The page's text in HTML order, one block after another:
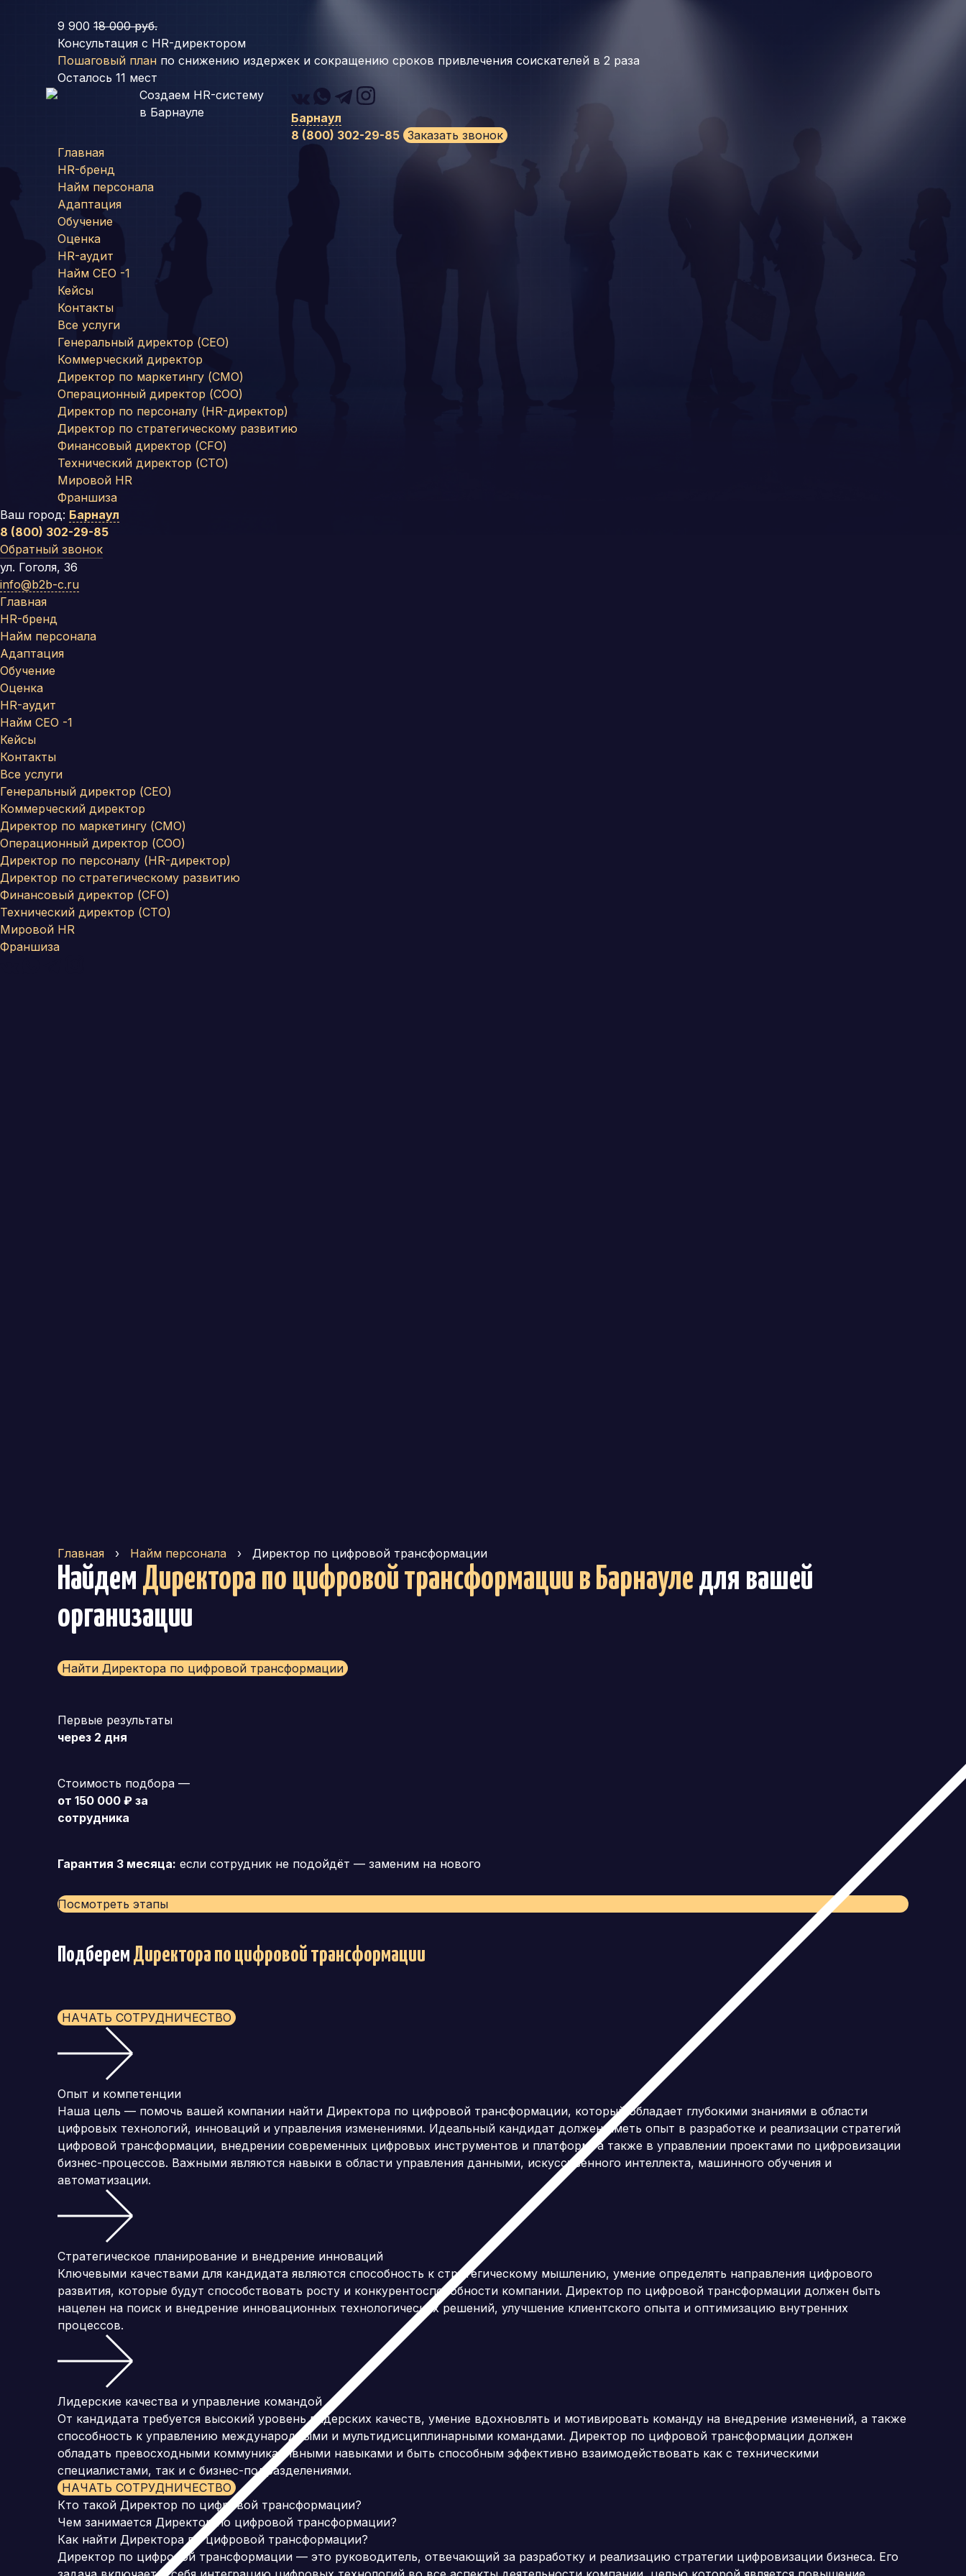
9 900 18 000 руб.
Консультация с HR-директором
Пошаговый план по снижению издержек и сокращению сроков привлечения соискателей в 2 раза
Осталось 11 мест
Создаем HR-систему
в Барнауле
Барнаул
8 (800) 302-29-85 Заказать звонок
Главная
HR-бренд
Найм персонала
Адаптация
Обучение
Оценка
HR-аудит
Найм СЕО -1
Кейсы
Контакты
Все услуги
Генеральный директор (CEO)
Коммерческий директор
Директор по маркетингу (CMO)
Операционный директор (COO)
Директор по персоналу (HR-директор)
Директор по стратегическому развитию
Финансовый директор (CFO)
Технический директор (CTO)
Мировой HR
Франшиза
Ваш город: Барнаул
8 (800) 302-29-85
Обратный звонок
ул. Гоголя, 36
info@b2b-c.ru
Главная
HR-бренд
Найм персонала
Адаптация
Обучение
Оценка
HR-аудит
Найм СЕО -1
Кейсы
Контакты
Все услуги
Генеральный директор (CEO)
Коммерческий директор
Директор по маркетингу (CMO)
Операционный директор (COO)
Директор по персоналу (HR-директор)
Директор по стратегическому развитию
Финансовый директор (CFO)
Технический директор (CTO)
Мировой HR
Франшиза
Главная › Найм персонала › Директор по цифровой трансформации
Найдем Директора по цифровой трансформации в Барнауле для вашей
организации
Найти Директора по цифровой трансформации
Первые результаты
через 2 дня
Стоимость подбора —
от 150 000 ₽ за
сотрудника
Гарантия 3 месяца: если сотрудник не подойдёт — заменим на нового
Посмотреть этапы
Подберем Директора по цифровой трансформации
НАЧАТЬ СОТРУДНИЧЕСТВО
Опыт и компетенции
Наша цель — помочь вашей компании найти Директора по цифровой трансформации, который обладает глубокими знаниями в области
цифровых технологий, инноваций и управления изменениями. Идеальный кандидат должен иметь опыт в разработке и реализации стратегий
цифровой трансформации, внедрении современных цифровых инструментов и платформ, а также в управлении проектами по цифровизации
бизнес-процессов. Важными являются навыки в области управления данными, искусственного интеллекта, машинного обучения и
автоматизации.
Стратегическое планирование и внедрение инноваций
Ключевыми качествами для кандидата являются способность к стратегическому мышлению, умение определять направления цифрового
развития, которые будут способствовать росту и конкурентоспособности компании. Директор по цифровой трансформации должен быть
нацелен на поиск и внедрение инновационных технологических решений, улучшение клиентского опыта и оптимизацию внутренних
процессов.
Лидерские качества и управление командой
От кандидата требуется высокий уровень лидерских качеств, умение вдохновлять и мотивировать команду на внедрение изменений, а также
способность к управлению международными и мультидисциплинарными командами. Директор по цифровой трансформации должен
обладать превосходными коммуникативными навыками и быть способным эффективно взаимодействовать как с техническими
специалистами, так и с бизнес-подразделениями.
НАЧАТЬ СОТРУДНИЧЕСТВО
Кто такой Директор по цифровой трансформации?
Чем занимается Директор по цифровой трансформации?
Как найти Директора по цифровой трансформации?
Директор по цифровой трансформации — это руководитель, отвечающий за разработку и реализацию стратегии цифровизации бизнеса. Его